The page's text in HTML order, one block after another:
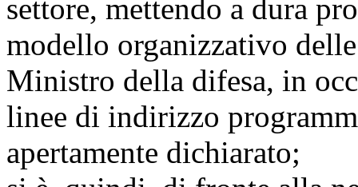
settore, mettendo a dura
modello organizzativo
Ministro della difesa, in
linee di indirizzo
apertamente dichiarato;